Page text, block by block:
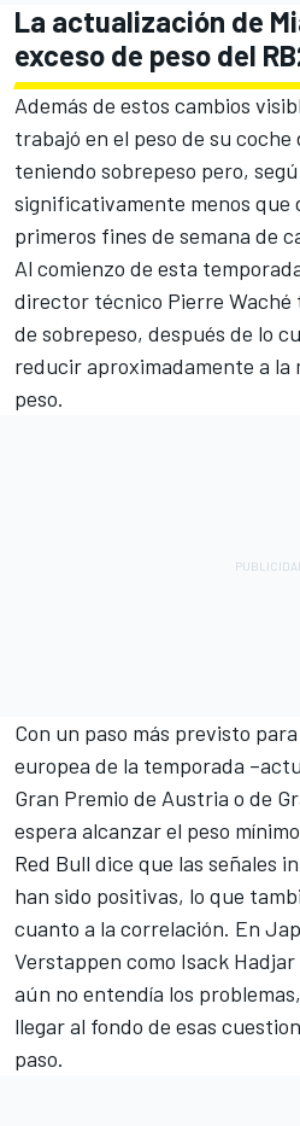
La actualización de
exceso de peso del
Además de estos cambios
trabajó en el peso de su coche
teniendo sobrepeso pero,
significativamente menos que
primeros fines de semana de
Al comienzo de esta
director técnico Pierre Waché
de sobrepeso, después de lo
reducir aproximadamente a la
peso.
Con un paso más previsto
europea de la temporada
Gran Premio de Austria o de
espera alcanzar el peso
Red Bull dice que las señales
han sido positivas, lo que
cuanto a la correlación. En
Verstappen como Isack Hadjar
aún no entendía los
llegar al fondo de esas
paso.